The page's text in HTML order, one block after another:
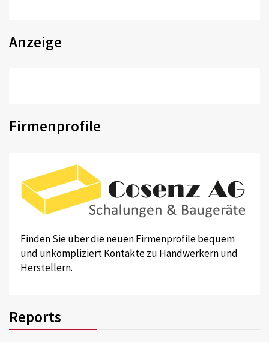
Anzeige
Firmenprofile
Finden Sie über die neuen Firmenprofile bequem
und unkompliziert Kontakte zu Handwerkern und
Herstellern.
Reports